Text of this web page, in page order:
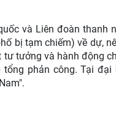
và Liên đoàn thanh
bị tạm chiếm) về dự,
tưởng và hành động
phản công. Tại đại